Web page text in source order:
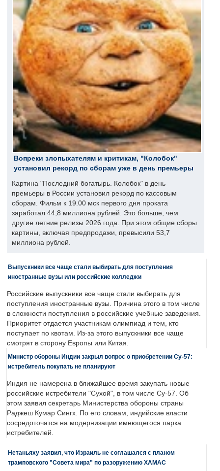
Вопреки злопыхателям и критикам, "Колобок"
установил рекорд по сборам уже в день премьеры
Картина "Последний богатырь. Колобок" в день
премьеры в России установил рекорд по кассовым
сборам. Фильм к 19.00 мск первого дня проката
заработал 44,8 миллиона рублей. Это больше, чем
другие летние релизы 2026 года. При этом общие сборы
картины, включая предпродажи, превысили 53,7
миллиона рублей.
Выпускники все чаще стали выбирать для поступления
иностранные вузы или российские колледжи
Российские выпускники все чаще стали выбирать для
поступления иностранные вузы. Причина этого в том числе
в сложности поступления в российские учебные заведения.
Приоритет отдается участникам олимпиад и тем, кто
поступает по квотам. Из-за этого выпускники все чаще
смотрят в сторону Европы или Китая.
Министр обороны Индии закрыл вопрос о приобретении Су-57:
истребитель покупать не планируют
Индия не намерена в ближайшее время закупать новые
российские истребители "Сухой", в том числе Су-57. Об
этом заявил секретарь Министерства обороны страны
Раджеш Кумар Сингх. По его словам, индийские власти
сосредоточатся на модернизации имеющегося парка
истребителей.
Нетаньяху заявил, что Израиль не соглашался с планом
трамповского "Совета мира" по разоружению ХАМАС